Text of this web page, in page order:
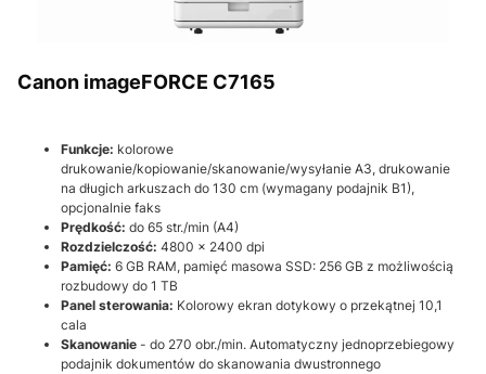
Canon imageFORCE C7165
Funkcje: kolorowe
drukowanie/kopiowanie/skanowanie/wysyłanie A3, drukowanie
na długich arkuszach do 130 cm (wymagany podajnik B1),
opcjonalnie faks
Prędkość: do 65 str./min (A4)
Rozdzielczość: 4800 × 2400 dpi
Pamięć: 6 GB RAM, pamięć masowa SSD: 256 GB z możliwością
rozbudowy do 1 TB
Panel sterowania: Kolorowy ekran dotykowy o przekątnej 10,1
cala
Skanowanie - do 270 obr./min. Automatyczny jednoprzebiegowy
podajnik dokumentów do skanowania dwustronnego